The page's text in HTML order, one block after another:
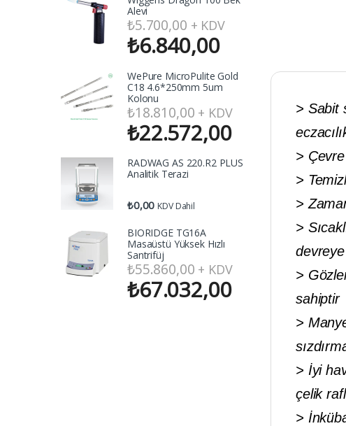
> Sabit
>
>
>
>
>
sahiptir
>
> İyi
çelik
>
Alevi
₺5.700,00 + KDV
₺6.840,00
WePure MicroPulite Gold
C18 4.6*250mm 5um
Kolonu
₺18.810,00 + KDV
₺22.572,00
RADWAG AS 220.R2 PLUS
Analitik Terazi
₺0,00 KDV Dahil
BIORIDGE TG16A
Masaüstü Yüksek Hızlı
Santrifüj
₺55.860,00 + KDV
₺67.032,00